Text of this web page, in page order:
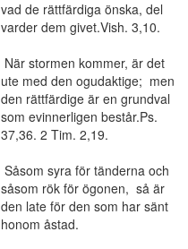
vad de rättfärdiga önska, del
varder dem givet.Vish. 3,10.
När stormen kommer, är det
ute med den ogudaktige; men
den rättfärdige är en grundval
som evinnerligen består.Ps.
37,36. 2 Tim. 2,19.
Såsom syra för tänderna och
såsom rök för ögonen, så är
den late för den som har sänt
honom åstad.